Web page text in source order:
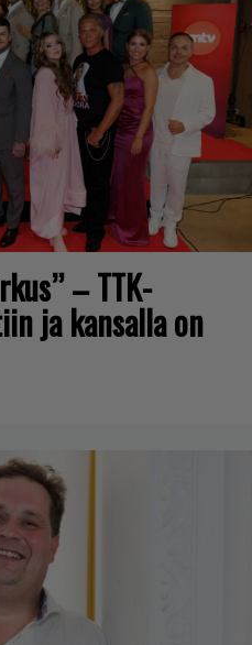
– TTK-
ja kansalla on